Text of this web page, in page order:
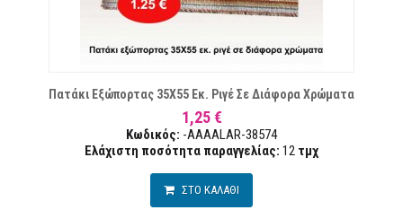
Πατάκι Εξώπορτας 35Χ55 Εκ. Ριγέ Σε Διάφορα Χρώματα
1,25 €
Κωδικός: -AAAALAR-38574
Ελάχιστη ποσότητα παραγγελίας: 12 τμχ
ΣΤΟ ΚΑΛΑΘΙ